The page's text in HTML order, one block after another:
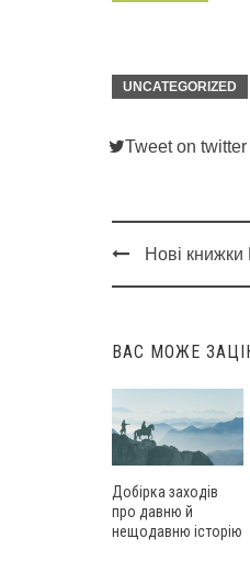
UNCATEGORIZED
Tweet on twitter
Post
Нові книжки
ВАС МОЖЕ
Добірка заходів
про давню й
нещодавню історію